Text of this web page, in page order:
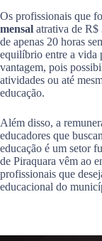
Os profissionais que
mensal atrativa de R$
de apenas 20 horas
equilíbrio entre a vida
vantagem, pois
atividades ou até
educação.
Além disso, a
educadores que
educação é um setor
de Piraquara vêm ao
profissionais que
educacional do